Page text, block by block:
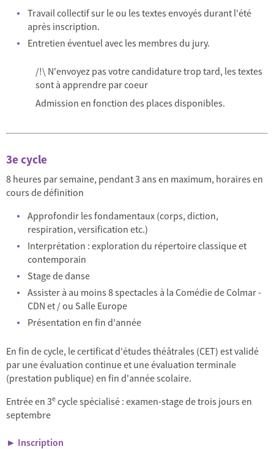
Travail collectif sur le ou les textes envoyés durant l'été
après inscription.
Entretien éventuel avec les membres du jury.
/!\ N'envoyez pas votre candidature trop tard, les textes
sont à apprendre par coeur
Admission en fonction des places disponibles.
3e cycle
8 heures par semaine, pendant 3 ans en maximum, horaires en
cours de définition
Approfondir les fondamentaux (corps, diction,
respiration, versification etc.)
Interprétation : exploration du répertoire classique et
contemporain
Stage de danse
Assister à au moins 8 spectacles à la Comédie de Colmar -
CDN et / ou Salle Europe
Présentation en fin d'année
En fin de cycle, le certificat d'études théâtrales (CET) est validé
par une évaluation continue et une évaluation terminale
(prestation publique) en fin d'année scolaire.
Entrée en 3e cycle spécialisé : examen-stage de trois jours en
septembre
► Inscription